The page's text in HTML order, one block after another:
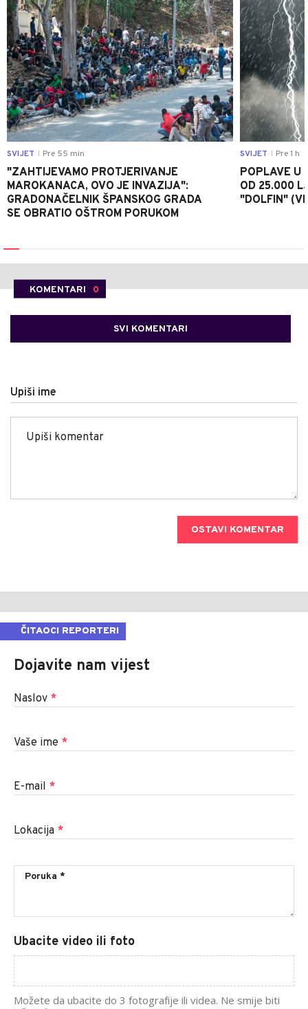
SVIJET Pre 55 min
"ZAHTIJEVAMO PROTJERIVANJE
MAROKANACA, OVO JE INVAZIJA":
GRADONAČELNIK ŠPANSKOG GRADA
SE OBRATIO OŠTROM PORUKOM
SVIJET Pre 1 h
POPLAVE U
OD 25.000
"DOLFIN"
KOMENTARI 0
SVI KOMENTARI
Upiši ime
OSTAVI KOMENTAR
ČITAOCI REPORTERI
Dojavite nam vijest
Naslov *
Vaše ime *
E-mail *
Lokacija *
Ubacite video ili foto
Možete da ubacite do 3 fotografije ili videa. Ne smije biti